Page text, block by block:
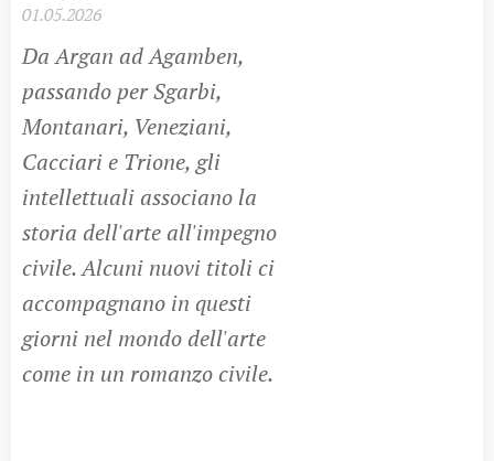
01.05.2026
Da Argan ad Agamben,
passando per Sgarbi,
Montanari, Veneziani,
Cacciari e Trione, gli
intellettuali associano la
storia dell'arte all'impegno
civile. Alcuni nuovi titoli ci
accompagnano in questi
giorni nel mondo dell'arte
come in un romanzo civile.